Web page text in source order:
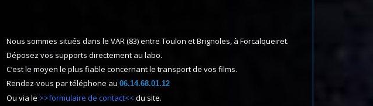
Nous sommes situés dans le VAR (83) entre Toulon et Brignoles, à Forcalqueiret.
Déposez vos supports directement au labo.
C’est le moyen le plus fiable concernant le transport de vos films.
Rendez-vous par téléphone au 06.14.68.01.12
Ou via le >>formulaire de contact<< du site.